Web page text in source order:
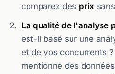
comparez des prix
La qualité de l'analyse
est-il basé sur une
et de vos concurrents ?
mentionne des